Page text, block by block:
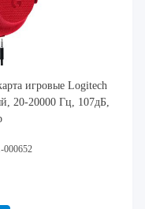
игровые Logitech
20-20000 Гц, 107дБ,
000652